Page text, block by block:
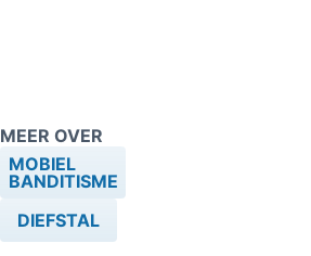
MEER OVER
MOBIEL
BANDITISME
DIEFSTAL